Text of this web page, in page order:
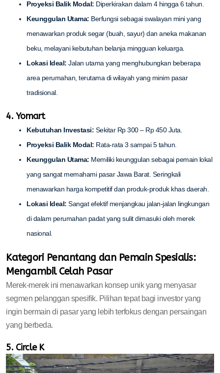
Proyeksi Balik Modal: Diperkirakan dalam 4 hingga 6 tahun.
Keunggulan Utama: Berfungsi sebagai swalayan mini yang
menawarkan produk segar (buah, sayur) dan aneka makanan
beku, melayani kebutuhan belanja mingguan keluarga.
Lokasi Ideal: Jalan utama yang menghubungkan beberapa
area perumahan, terutama di wilayah yang minim pasar
tradisional.
4. Yomart
Kebutuhan Investasi: Sekitar Rp 300 – Rp 450 Juta.
Proyeksi Balik Modal: Rata-rata 3 sampai 5 tahun.
Keunggulan Utama: Memiliki keunggulan sebagai pemain lokal
yang sangat memahami pasar Jawa Barat. Seringkali
menawarkan harga kompetitif dan produk-produk khas daerah.
Lokasi Ideal: Sangat efektif menjangkau jalan-jalan lingkungan
di dalam perumahan padat yang sulit dimasuki oleh merek
nasional.
Kategori Penantang dan Pemain Spesialis:
Mengambil Celah Pasar
Merek-merek ini menawarkan konsep unik yang menyasar
segmen pelanggan spesifik. Pilihan tepat bagi investor yang
ingin bermain di pasar yang lebih terfokus dengan persaingan
yang berbeda.
5. Circle K